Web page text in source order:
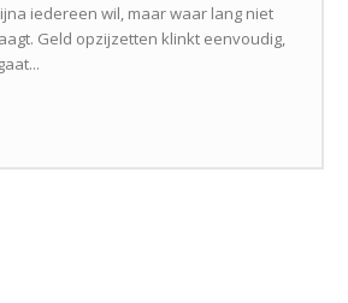
iedereen wil, maar waar lang niet
Geld opzijzetten klinkt eenvoudig,